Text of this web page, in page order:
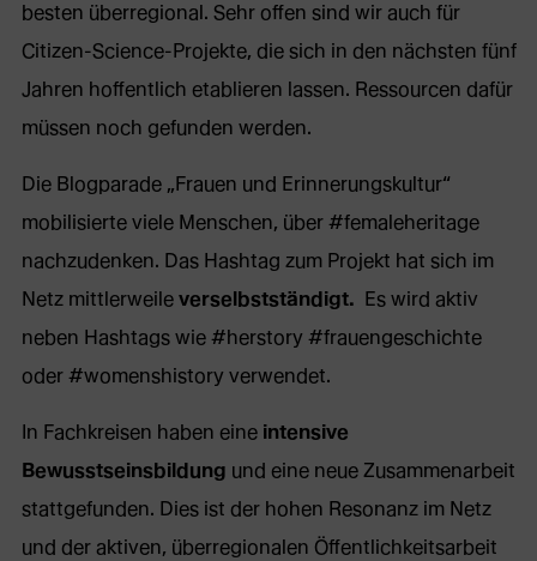
besten überregional. Sehr offen sind wir auch für
Citizen-Science-Projekte, die sich in den nächsten fünf
Jahren hoffentlich etablieren lassen. Ressourcen dafür
müssen noch gefunden werden.
Die Blogparade „Frauen und Erinnerungskultur“
mobilisierte viele Menschen, über #femaleheritage
nachzudenken. Das Hashtag zum Projekt hat sich im
Netz mittlerweile verselbstständigt. Es wird aktiv
neben Hashtags wie #herstory #frauengeschichte
oder #womenshistory verwendet.
In Fachkreisen haben eine intensive
Bewusstseinsbildung und eine neue Zusammenarbeit
stattgefunden. Dies ist der hohen Resonanz im Netz
und der aktiven, überregionalen Öffentlichkeitsarbeit